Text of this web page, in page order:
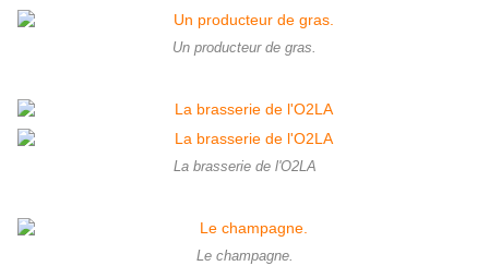
Un producteur de gras.
La brasserie de l'O2LA
Le champagne.